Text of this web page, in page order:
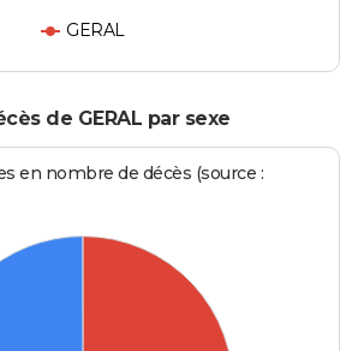
GERAL
de GERAL par sexe
en nombre de décès (source :